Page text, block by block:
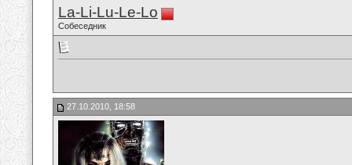
La-Li-Lu-Le-Lo
Собеседник
27.10.2010, 18:58